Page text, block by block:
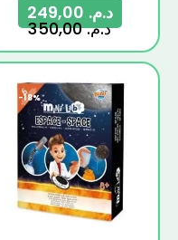
د.م.350,00
د.م.
-18%